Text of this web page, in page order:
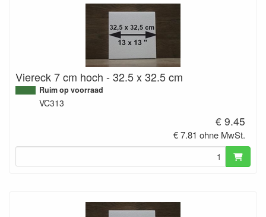
Viereck 7 cm hoch - 32.5 x 32.5 cm
Ruim op voorraad
VC313
€ 9.45
€ 7.81 ohne MwSt.